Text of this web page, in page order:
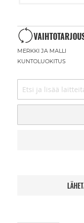
MERKKI JA MALLI
KUNTOLUOKITUS